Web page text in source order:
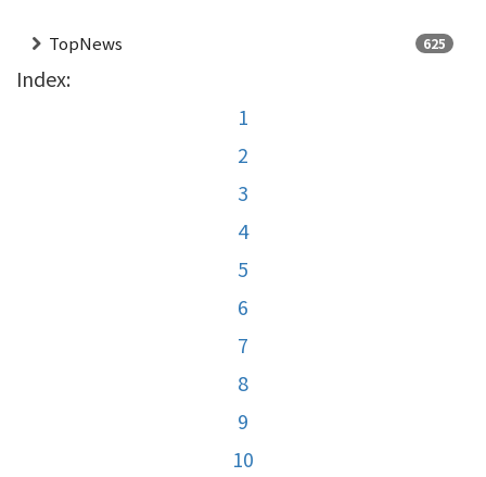
TopNews 625
Index:
1
2
3
4
5
6
7
8
9
10